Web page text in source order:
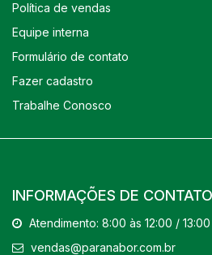
Política de vendas
Equipe interna
Formulário de contato
Fazer cadastro
Trabalhe Conosco
INFORMAÇÕES DE CONTATO
Atendimento: 8:00 às 12:00 /
vendas@paranabor.com.br